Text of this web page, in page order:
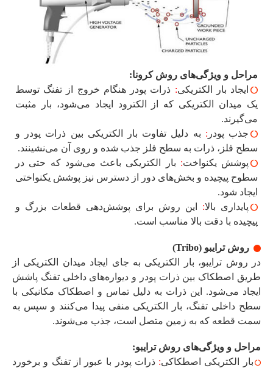
مراحل و ویژگی‌های روش کرونا:
ایجاد بار الکتریکی: ذرات پودر هنگام خروج از تفنگ توسط
یک میدان الکتریکی که از الکترود ایجاد می‌شود، بار مثبت
می‌گیرند.
جذب پودر : به دلیل تفاوت بار الکتریکی بین ذرات پودر و
سطح فلز، ذرات به سطح فلز جذب شده و روی آن می‌نشینند.
پوشش یکنواخت: بار الکتریکی باعث می‌شود که حتی در
سطوح پیچیده و بخش‌های دور از دسترس نیز پوشش یکنواختی
ایجاد شود.
پایداری بالا: این روش برای پوشش‌دهی قطعات بزرگ و
پیچیده با دقت بالا مناسب است.
روش ترایبو (Tribo)
در روش ترایبو، بار الکتریکی به جای ایجاد میدان الکتریکی از
طریق اصطکاک بین ذرات پودر و دیواره‌های داخلی تفنگ پاشش
ایجاد می‌شود. این ذرات به دلیل تماس و اصطکاک مکانیکی با
سطح داخلی تفنگ، بار الکتریکی منفی پیدا می‌کنند و سپس به
سمت قطعه که به زمین متصل است، جذب می‌شوند.
مراحل و ویژگی‌های روش ترایبو:
بار الکتریکی اصطکاکی: ذرات پودر با عبور از تفنگ و برخورد